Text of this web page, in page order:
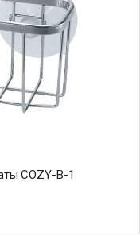
COZY-B-1